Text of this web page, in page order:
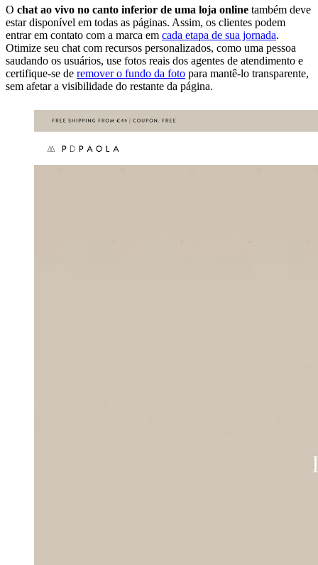
O chat ao vivo no canto inferior de uma loja online também deve
estar disponível em todas as páginas. Assim, os clientes podem
entrar em contato com a marca em cada etapa de sua jornada.
Otimize seu chat com recursos personalizados, como uma pessoa
saudando os usuários, use fotos reais dos agentes de atendimento e
certifique-se de remover o fundo da foto para mantê-lo transparente,
sem afetar a visibilidade do restante da página.